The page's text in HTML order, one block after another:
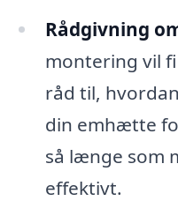
Rådgivning
montering vil
råd til,
din emhætte
så længe som
effektivt.